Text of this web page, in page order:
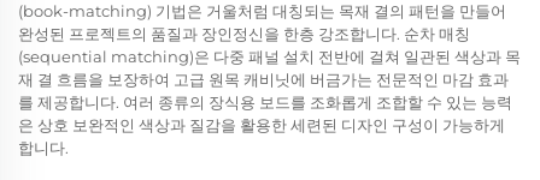
(book-matching) 기법은 거울처럼 대칭되는 목재 결의 패턴을 만들어
완성된 프로젝트의 품질과 장인정신을 한층 강조합니다. 순차 매칭
(sequential matching)은 다중 패널 설치 전반에 걸쳐 일관된 색상과 목
재 결 흐름을 보장하여 고급 원목 캐비닛에 버금가는 전문적인 마감 효과
를 제공합니다. 여러 종류의 장식용 보드를 조화롭게 조합할 수 있는 능력
은 상호 보완적인 색상과 질감을 활용한 세련된 디자인 구성이 가능하게
합니다.